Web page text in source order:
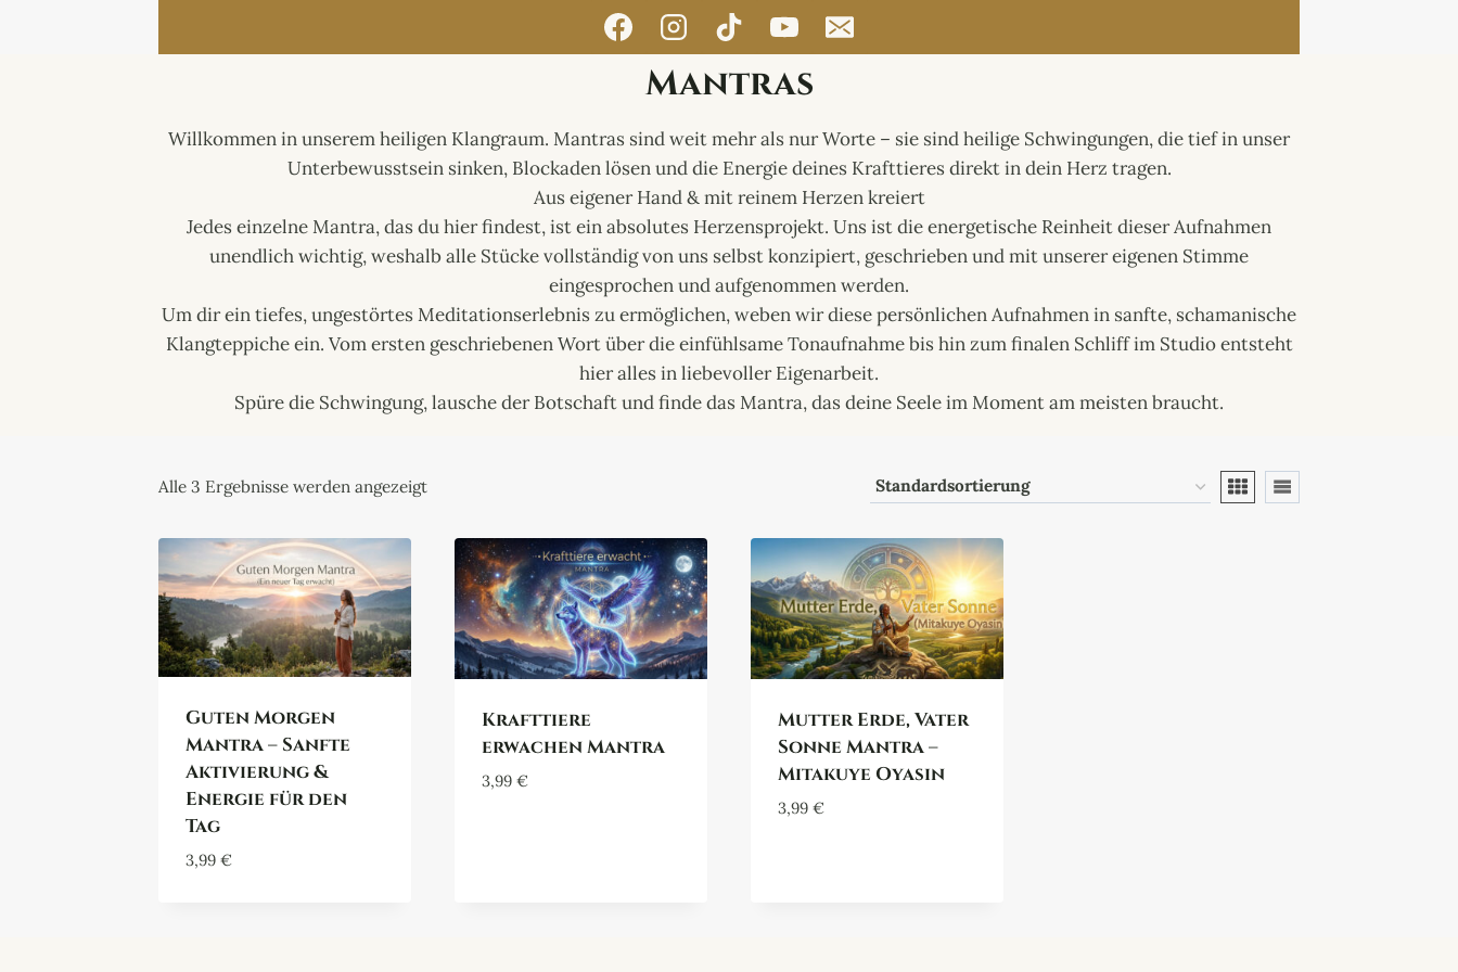
Mantras
Willkommen in unserem heiligen Klangraum. Mantras sind weit mehr als nur Worte – sie sind heilige Schwingungen, die tief in unser
Unterbewusstsein sinken, Blockaden lösen und die Energie deines Krafttieres direkt in dein Herz tragen.
​Aus eigener Hand & mit reinem Herzen kreiert
Jedes einzelne Mantra, das du hier findest, ist ein absolutes Herzensprojekt. Uns ist die energetische Reinheit dieser Aufnahmen
unendlich wichtig, weshalb alle Stücke vollständig von uns selbst konzipiert, geschrieben und mit unserer eigenen Stimme
eingesprochen und aufgenommen werden.
​Um dir ein tiefes, ungestörtes Meditationserlebnis zu ermöglichen, weben wir diese persönlichen Aufnahmen in sanfte, schamanische
Klangteppiche ein. Vom ersten geschriebenen Wort über die einfühlsame Tonaufnahme bis hin zum finalen Schliff im Studio entsteht
hier alles in liebevoller Eigenarbeit.
​Spüre die Schwingung, lausche der Botschaft und finde das Mantra, das deine Seele im Moment am meisten braucht.
Alle 3 Ergebnisse werden angezeigt
Guten Morgen
Mantra – Sanfte
Aktivierung &
Energie für den
Tag
3,99 €
Krafttiere
erwachen Mantra
3,99 €
Mutter Erde, Vater
Sonne Mantra –
Mitakuye Oyasin
3,99 €